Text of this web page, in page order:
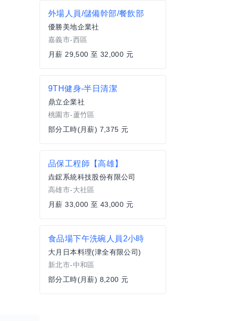
外場人員/儲備幹部/餐飲部
優勝美地企業社
嘉義市-西區
月薪 29,500 至 32,000 元
9TH健身-半日清潔
鼎立企業社
桃園市-蘆竹區
部分工時(月薪) 7,375 元
品保工程師【高雄】
垚鋐系統科技股份有限公司
高雄市-大社區
月薪 33,000 至 43,000 元
食品場下午洗碗人員2小時
大月日本料理(津全有限公司)
新北市-中和區
部分工時(月薪) 8,200 元